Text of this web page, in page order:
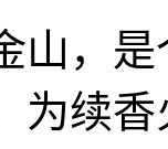
山，
为续